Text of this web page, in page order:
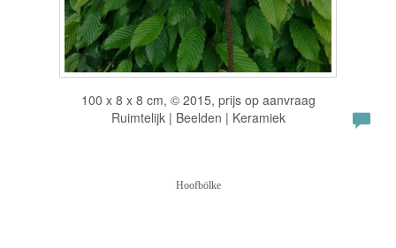
100 x 8 x 8 cm, © 2015, prijs op aanvraag
Ruimtelijk | Beelden | Keramiek
Hoofbölke